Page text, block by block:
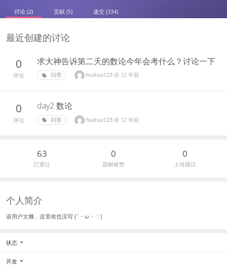
讨论 (2) 贡献 (5) 递交 (334)
最近创建的讨论
0
评论
求大神告诉第二天的数论今年会考什么？讨论一下
问答 huihui123 @ 12 年前
0
评论
day2 数论
问答 huihui123 @ 12 年前
63
已通过
0
题解被赞
0
上传题目
个人简介
该用户太懒，这里啥也没写 (´・ω・｀)
状态
开发